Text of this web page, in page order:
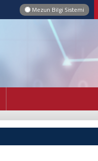
Mezun Bilgi Sistemi